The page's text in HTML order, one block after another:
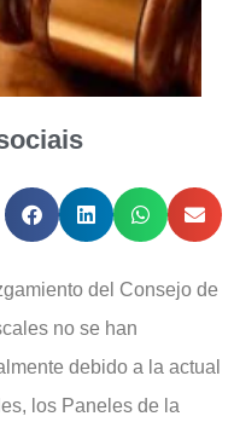
del Consejo de
no se han
debido a la actual
los Paneles de la